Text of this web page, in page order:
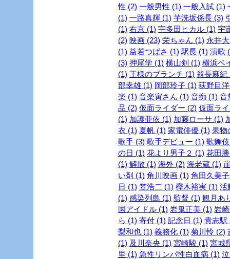
性 (2) 一般男性 (1) 一般入試 (1)
(1) 一路真輝 (1) 芋洗坂係長 (3)
(1) 右京 (1) 宇多田ヒカル (1) 宇
(2) 映画 (23) 栄ちゃん (1) 永井
(1) 益若つばさ (1) 駅長 (1) 演歌
(3) 押尾学 (1) 横山剣 (1) 横浜ベ
(1) 王様のブランチ (1) 翁長麻紀
部幸雄 (1) 岡部玲子 (1) 荻野目
楽 (1) 音楽寅さん (1) 音痴 (1) 音
品 (2) 仮面ライダー (2) 仮面ラ
(1) 加護亜依 (1) 加藤ローサ (1)
衣 (1) 夏帆 (1) 家電俳優 (1) 果物
歌手 (3) 歌手デビュー (1) 歌舞
の日 (1) 花より男子２ (1) 花田
(1) 解散 (1) 海外 (2) 海老蔵 (1)
い剤 (1) 角川映画 (1) 角田久美
日 (1) 笠浩二 (1) 樫木裕実 (1) 活
(1) 感染列島 (1) 監督 (1) 観月あ
国アイドル (1) 岩鬼正美 (1) 岩
ら (1) 寄付 (1) 記念日 (1) 貴志駅
梨和也 (1) 義務化 (1) 菊川怜 (2)
(1) 及川奈央 (1) 宮崎駿 (1) 宮城
里 (1) 急性リンパ性白血病 (1)